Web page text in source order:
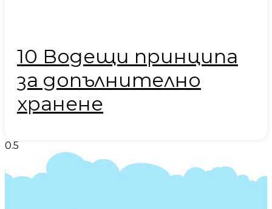
10 Водещи принципа
за допълнително
хранене